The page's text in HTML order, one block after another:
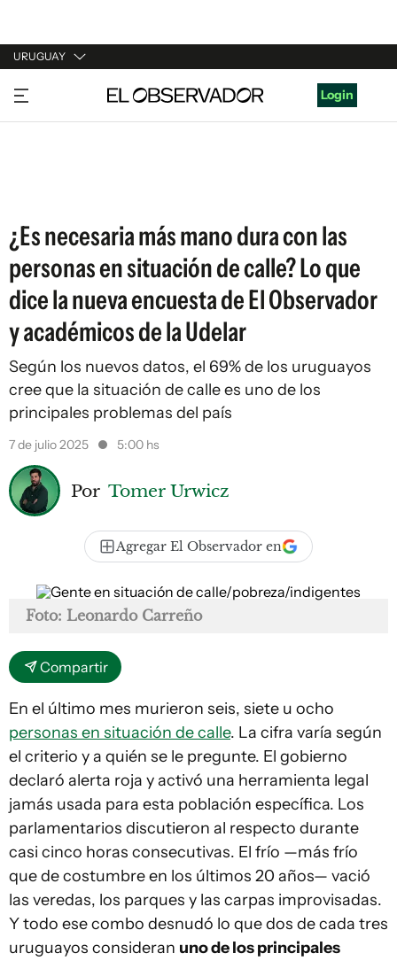
URUGUAY
URUGUAY
ARGENTINA
Login
¿Es necesaria más mano dura con las
personas en situación de calle? Lo que
dice la nueva encuesta de El Observador
y académicos de la Udelar
Según los nuevos datos, el 69% de los uruguayos
cree que la situación de calle es uno de los
principales problemas del país
7 de julio 2025 5:00 hs
Por Tomer Urwicz
Agregar El Observador en
Foto: Leonardo Carreño
Compartir
En el último mes murieron seis, siete u ocho
personas en situación de calle. La cifra varía según
el criterio y a quién se le pregunte. El gobierno
declaró alerta roja y activó una herramienta legal
jamás usada para esta población específica. Los
parlamentarios discutieron al respecto durante
casi cinco horas consecutivas. El frío —más frío
que de costumbre en los últimos 20 años— vació
las veredas, los parques y las carpas improvisadas.
Y todo ese combo desnudó lo que dos de cada tres
uruguayos consideran uno de los principales